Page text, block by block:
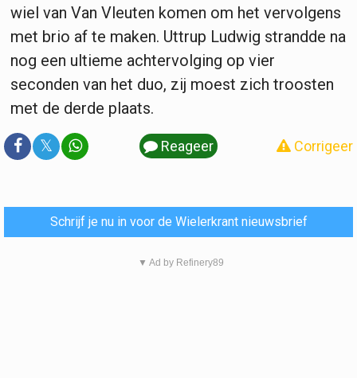
wiel van Van Vleuten komen om het vervolgens
met brio af te maken. Uttrup Ludwig strandde na
nog een ultieme achtervolging op vier
seconden van het duo, zij moest zich troosten
met de derde plaats.
𝕏 Reageer Corrigeer
Schrijf je nu in voor de Wielerkrant nieuwsbrief
▼ Ad by Refinery89